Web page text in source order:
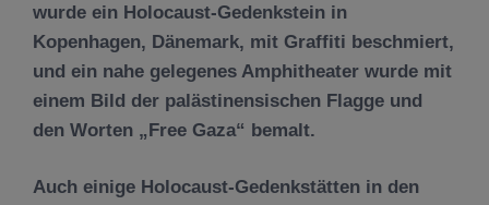
wurde ein Holocaust-Gedenkstein in
Kopenhagen, Dänemark, mit Graffiti beschmiert,
und ein nahe gelegenes Amphitheater wurde mit
einem Bild der palästinensischen Flagge und
den Worten „Free Gaza“ bemalt.
Auch einige Holocaust-Gedenkstätten in den